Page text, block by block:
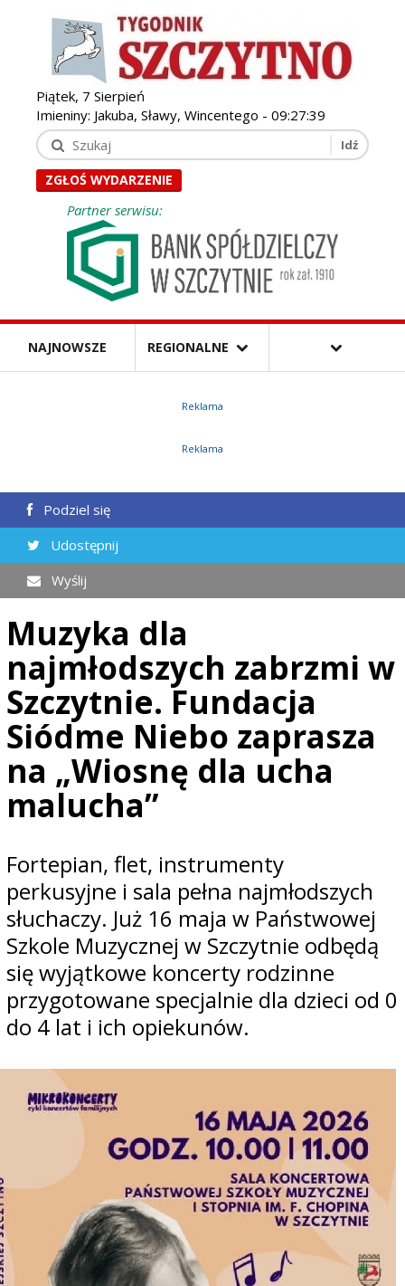
Piątek, 7 Sierpień
Imieniny: Jakuba, Sławy, Wincentego - 09:27:40
ZGŁOŚ WYDARZENIE
Partner serwisu:
NAJNOWSZE REGIONALNE
Reklama
Reklama
Podziel się
Udostępnij
Wyślij
Muzyka dla
najmłodszych zabrzmi w
Szczytnie. Fundacja
Siódme Niebo zaprasza
na „Wiosnę dla ucha
malucha”
Fortepian, flet, instrumenty
perkusyjne i sala pełna najmłodszych
słuchaczy. Już 16 maja w Państwowej
Szkole Muzycznej w Szczytnie odbędą
się wyjątkowe koncerty rodzinne
przygotowane specjalnie dla dzieci od 0
do 4 lat i ich opiekunów.